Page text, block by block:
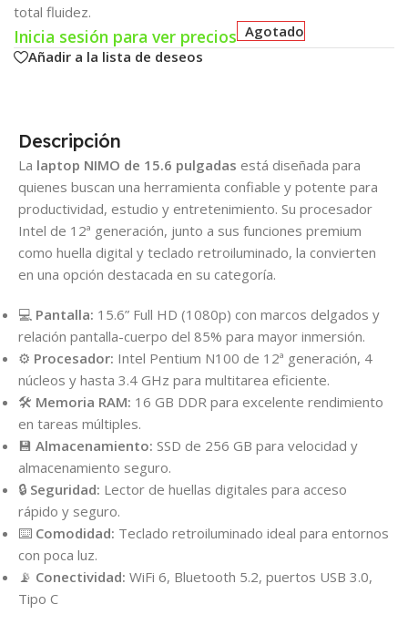
total fluidez.
Inicia sesión para ver precios Agotado
Añadir a la lista de deseos
Descripción
La laptop NIMO de 15.6 pulgadas está diseñada para
quienes buscan una herramienta confiable y potente para
productividad, estudio y entretenimiento. Su procesador
Intel de 12ª generación, junto a sus funciones premium
como huella digital y teclado retroiluminado, la convierten
en una opción destacada en su categoría.
💻 Pantalla: 15.6” Full HD (1080p) con marcos delgados y
relación pantalla-cuerpo del 85% para mayor inmersión.
⚙️ Procesador: Intel Pentium N100 de 12ª generación, 4
núcleos y hasta 3.4 GHz para multitarea eficiente.
🛠 Memoria RAM: 16 GB DDR para excelente rendimiento
en tareas múltiples.
💾 Almacenamiento: SSD de 256 GB para velocidad y
almacenamiento seguro.
🔒 Seguridad: Lector de huellas digitales para acceso
rápido y seguro.
⌨️ Comodidad: Teclado retroiluminado ideal para entornos
con poca luz.
📡 Conectividad: WiFi 6, Bluetooth 5.2, puertos USB 3.0,
Tipo C